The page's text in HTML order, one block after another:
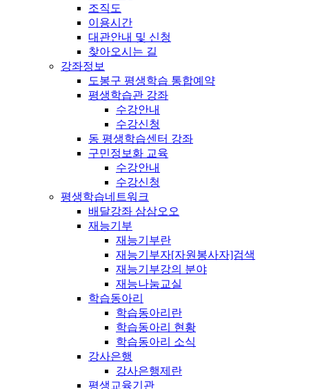
조직도
이용시간
대관안내 및 신청
찾아오시는 길
강좌정보
도봉구 평생학습 통합예약
평생학습관 강좌
수강안내
수강신청
동 평생학습센터 강좌
구민정보화 교육
수강안내
수강신청
평생학습네트워크
배달강좌 삼삼오오
재능기부
재능기부란
재능기부자[자원봉사자]검색
재능기부강의 분야
재능나눔교실
학습동아리
학습동아리란
학습동아리 현황
학습동아리 소식
강사은행
강사은행제란
평생교육기관